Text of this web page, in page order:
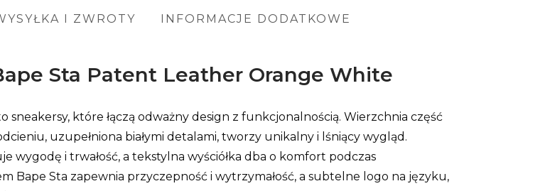
I ZWROTY INFORMACJE DODATKOWE
Sta Patent Leather Orange White
które łączą odważny design z funkcjonalnością. Wierzchnia część
uzupełniona białymi detalami, tworzy unikalny i lśniący wygląd.
wygodę i trwałość, a tekstylna wyściółka dba o komfort podczas
Bape Sta zapewnia przyczepność i wytrzymałość, a subtelne logo na języku,